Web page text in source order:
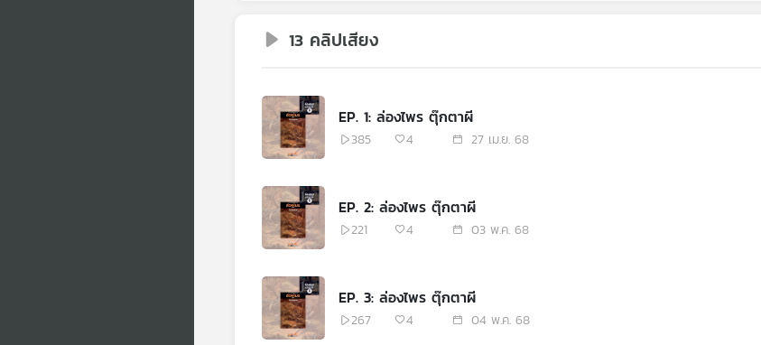
13 คลิปเสียง
EP. 1: ล่องไพร ตุ๊กตาผี
385 4 27 เม.ย. 68
EP. 2: ล่องไพร ตุ๊กตาผี
221 4 03 พ.ค. 68
EP. 3: ล่องไพร ตุ๊กตาผี
267 4 04 พ.ค. 68